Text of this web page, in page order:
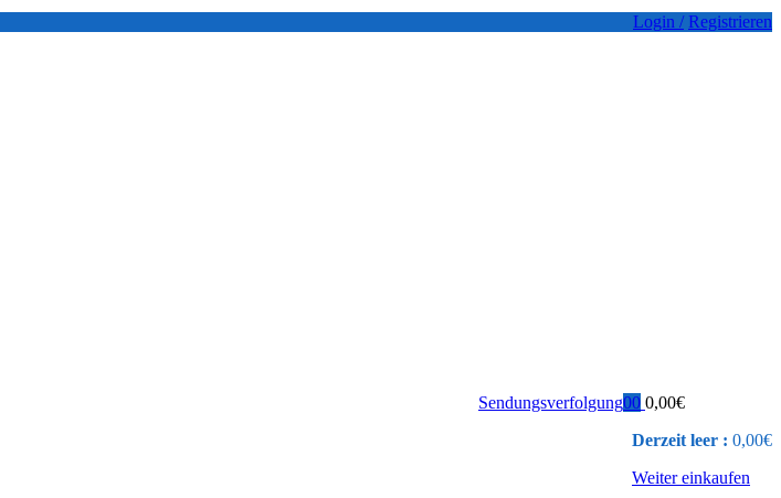
Login / Registrieren
0 0,00€
Derzeit leer : 0,00€
Weiter einkaufen
0
Sendungsverfolgung